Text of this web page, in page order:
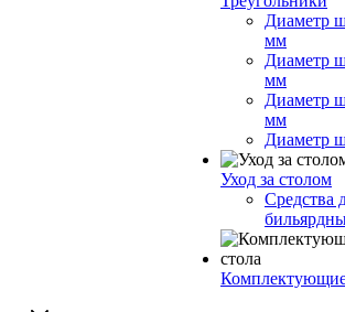
Диаметр
мм
Диаметр
мм
Диаметр
мм
Диаметр
Уход за столом
Средства
Комплектующие